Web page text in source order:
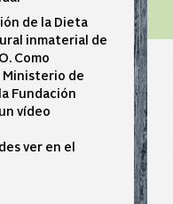
de la Dieta
inmaterial de
Como
de
Fundación
vídeo
ver en el